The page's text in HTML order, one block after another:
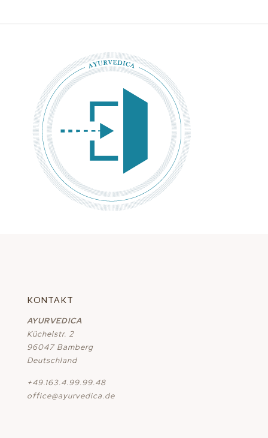
KONTAKT
AYURVEDICA
Küchelstr. 2
96047 Bamberg
Deutschland
+49.163.4.99.99.48
office@ayurvedica.de